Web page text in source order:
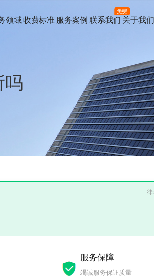
领域收费标准 服务案例 联系我们
免费
关于我们
吗
服务保障
竭诚服务保证质量